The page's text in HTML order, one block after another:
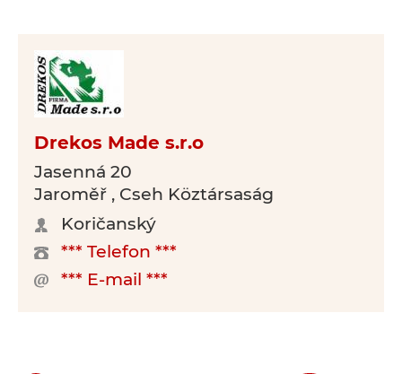
Drekos Made s.r.o
Jasenná 20
Jaroměř , Cseh Köztársaság
Koričanský
*** Telefon ***
*** E-mail ***